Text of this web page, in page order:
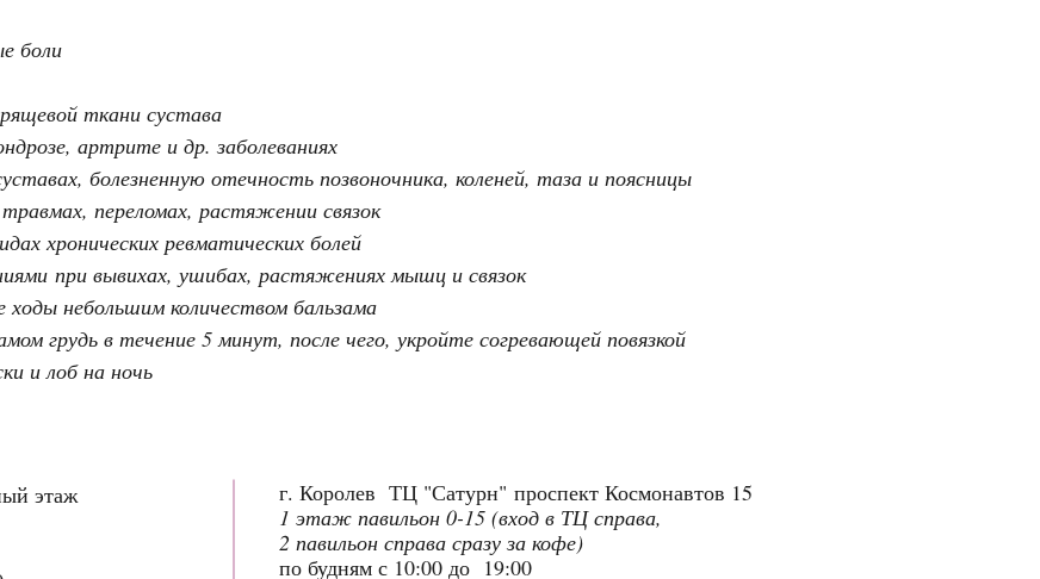
боли
ткани сустава
артрите и др. заболеваниях
болезненную отечность позвоночника, коленей, таза и поясницы
переломах, растяжении связок
хронических ревматических болей
при вывихах, ушибах, растяжениях мышц и связок
небольшим количеством бальзама
грудь в течение 5 минут, после чего, укройте согревающей повязкой
и лоб на ночь
этаж
г. Королев ТЦ "Сатурн" проспект Космонавтов 15
1 этаж павильон 0-15 (вход в ТЦ справа,
2 павильон справа сразу за кофе)
по будням с 10:00 до 19:00